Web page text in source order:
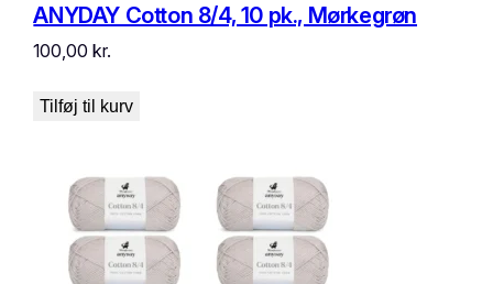
ANYDAY Cotton 8/4, 10 pk., Mørkegrøn
100,00kr.
Tilføj til kurv